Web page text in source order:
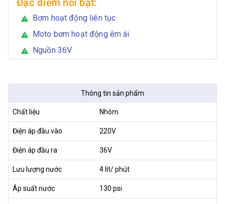
warning Bơm hoạt động liên tục
warning Moto bơm hoạt động êm ái
warning Nguồn 36V
Thông tin sản phẩm
Chất liệu Nhôm
Điện áp đầu vào 220V
Điện áp đầu ra 36V
Lưu lượng nước 4 lít/ phút
Áp suất nước 130 psi